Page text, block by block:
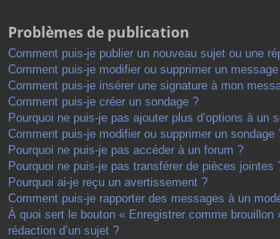
Problèmes de publication
Comment puis-je publier un nouveau sujet ou une
Comment puis-je modifier ou supprimer un
Comment puis-je insérer une signature à mon
Comment puis-je créer un sondage ?
Pourquoi ne puis-je pas ajouter plus d’options à un
Comment puis-je modifier ou supprimer un sondage
Pourquoi ne puis-je pas accéder à un forum ?
Pourquoi ne puis-je pas transférer de pièces jointes
Pourquoi ai-je reçu un avertissement ?
Comment puis-je rapporter des messages à un
À quoi sert le bouton « Enregistrer comme brouillon
rédaction d’un sujet ?